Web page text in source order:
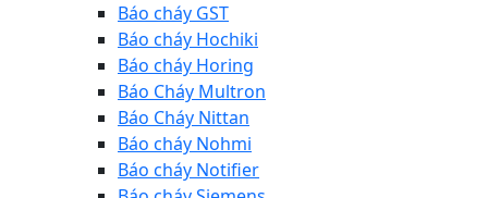
Báo cháy GST
Báo cháy Hochiki
Báo cháy Horing
Báo Cháy Multron
Báo Cháy Nittan
Báo cháy Nohmi
Báo cháy Notifier